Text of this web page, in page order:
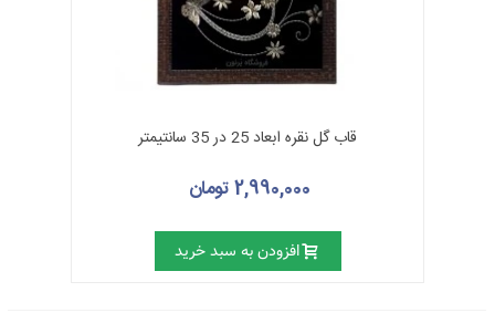
قاب گل نقره ابعاد 25 در 35 سانتیمتر
2,990,000 تومان
افزودن به سبد خرید